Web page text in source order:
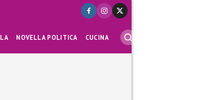
NOVELLA POLITICA CUCINA